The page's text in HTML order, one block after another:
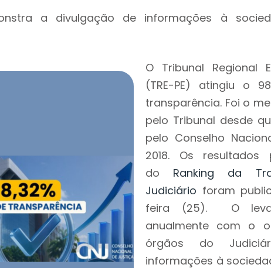
a divulgação de informações à
O Tribunal Regional
(TRE-PE) atingiu o
transparência. Foi o
pelo Tribunal desde
pelo Conselho
2018. Os
do Ranking da
Judiciário foram
feira (25). O
anualmente com o
órgãos do
informações à